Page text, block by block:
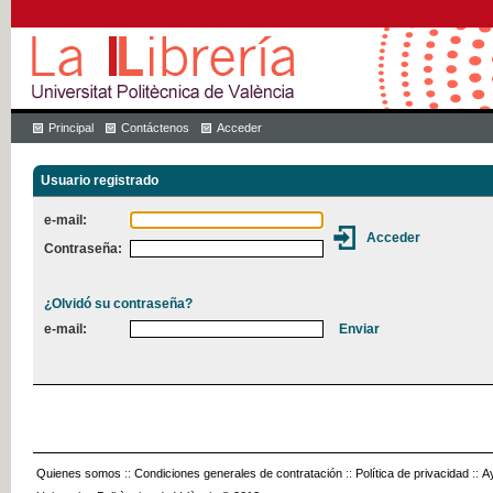
Principal Contáctenos Acceder
Usuario registrado
e-mail:
Contraseña:
¿Olvidó su contraseña?
e-mail:
Quienes somos :: Condiciones generales de contratación :: Política de privacidad ::